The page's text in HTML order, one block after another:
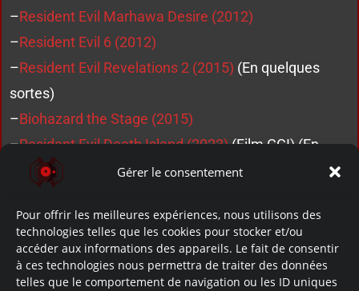
Gérer le consentement
Pour offrir les meilleures expériences, nous utilisons des
technologies telles que les cookies pour stocker et/ou
accéder aux informations des appareils. Le fait de consentir
à ces technologies nous permettra de traiter des données
telles que le comportement de navigation ou les ID uniques
–Resident Evil Marhawa Desire (2012)
–Resident Evil 6 (2012)
–Resident Evil Revelations 2 (2015) (En quelques
sortes)
–Biohazard the Stage (2015)
–Resident Evil Death Island (2023)(Film CGI) (En
quelques sortes)